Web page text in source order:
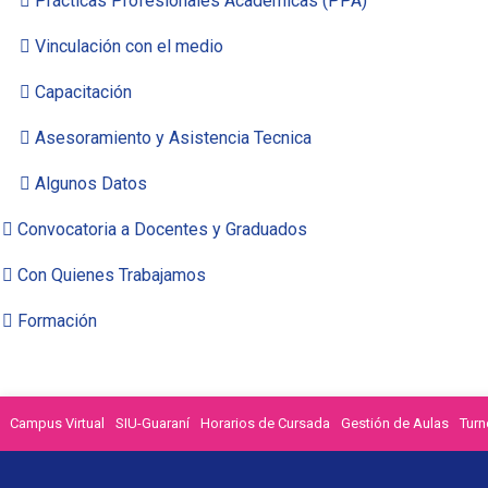
Vinculación con el medio
Capacitación
Asesoramiento y Asistencia Tecnica
Algunos Datos
Convocatoria a Docentes y Graduados
Con Quienes Trabajamos
Formación
Campus Virtual SIU-Guaraní Horarios de Cursada Gestión de Aulas